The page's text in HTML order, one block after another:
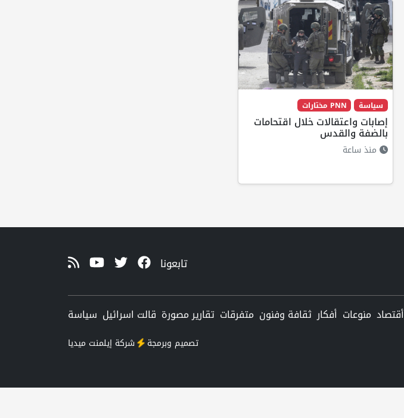
سياسة PNN مختارات
إصابات واعتقالات خلال اقتحامات
بالضفة والقدس
منذ ساعة
تابعونا
أقتصاد منوعات أفكار ثقافة وفنون متفرقات تقارير مصورة قالت اسرائيل سياسة
تصميم وبرمجة شركة إيلمنت ميديا